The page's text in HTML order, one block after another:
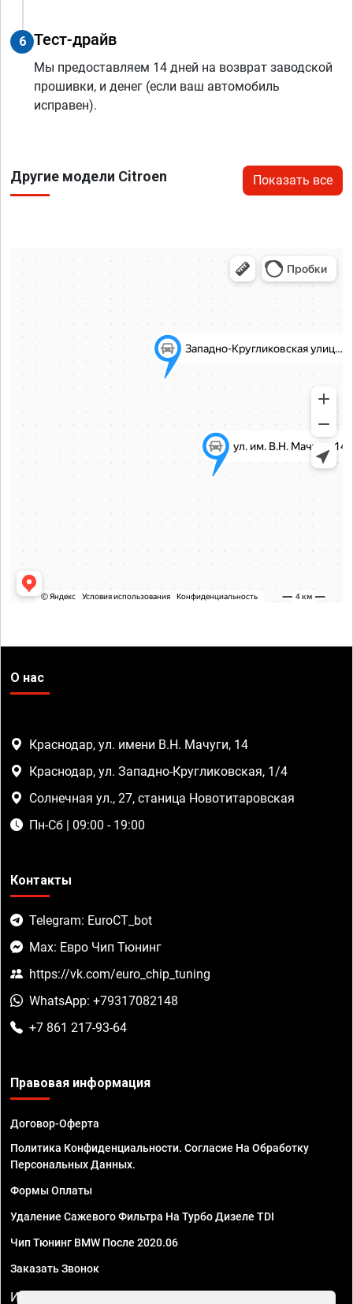
6 Тест-драйв
Мы предоставляем 14 дней на возврат заводской
прошивки, и денег (если ваш автомобиль
исправен).
Другие модели Citroen Показать все
О нас
Краснодар, ул. имени В.Н. Мачуги, 14
Краснодар, ул. Западно-Кругликовская, 1/4
Солнечная ул., 27, станица Новотитаровская
Пн-Сб | 09:00 - 19:00
Контакты
Telegram: EuroCT_bot
Max: Евро Чип Тюнинг
https://vk.com/euro_chip_tuning
WhatsApp: +79317082148
+7 861 217-93-64
Правовая информация
Договор-Оферта
Политика Конфиденциальности. Согласие На Обработку
Персональных Данных.
Формы Оплаты
Удаление Сажевого Фильтра На Турбо Дизеле TDI
Чип Тюнинг BMW После 2020.06
Заказать Звонок
ИП Смирнов Георгий Павлович. ИНН 781302555843,